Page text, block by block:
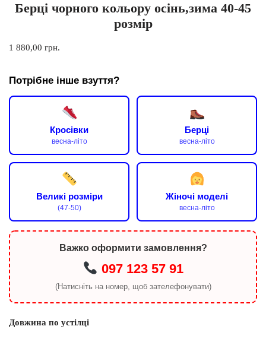
Берці чорного кольору осінь,зима 40-45
розмір
1 880,00 грн.
Потрібне інше взуття?
Кросівки
весна-літо
Берці
весна-літо
Великі розміри
(47-50)
Жіночі моделі
весна-літо
Важко оформити замовлення?
097 123 57 91
(Натисніть на номер, щоб зателефонувати)
Довжина по устілці